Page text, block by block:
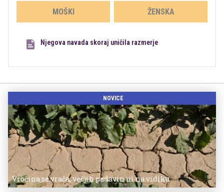
MOŠKI ŽENSKA
Njegova navada skoraj uničila razmerje
NOVICE
Vročina se vrača, večjih padavin ni na vidiku